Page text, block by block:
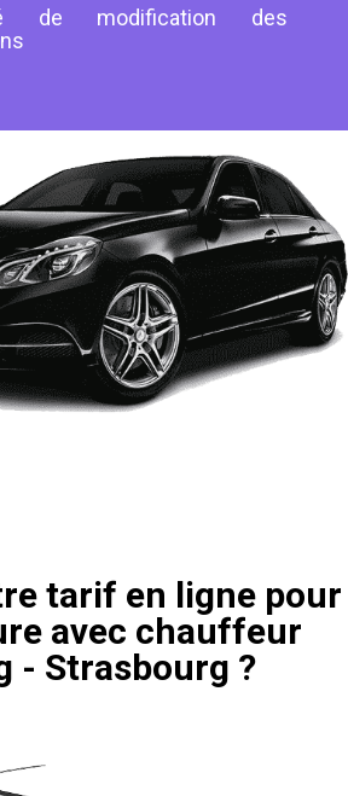
de modification des
tarif en ligne pour
avec chauffeur
- Strasbourg ?